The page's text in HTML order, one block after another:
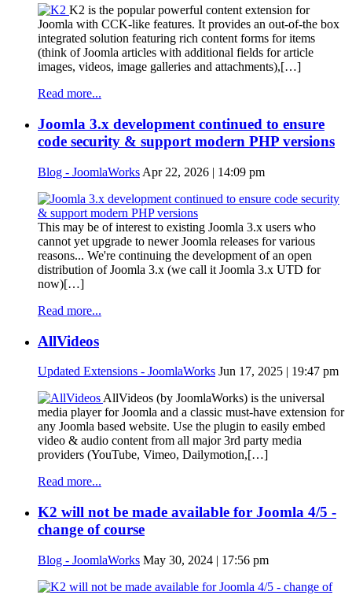
K2 is the popular powerful content extension for
Joomla with CCK-like features. It provides an out-of-the box
integrated solution featuring rich content forms for items
(think of Joomla articles with additional fields for article
images, videos, image galleries and attachments),[…]
Read more...
Joomla 3.x development continued to ensure
code security & support modern PHP versions
Blog - JoomlaWorks Apr 22, 2026 | 14:09 pm
This may be of interest to existing Joomla 3.x users who
cannot yet upgrade to newer Joomla releases for various
reasons... We're continuing the development of an open
distribution of Joomla 3.x (we call it Joomla 3.x UTD for
now)[…]
Read more...
AllVideos
Updated Extensions - JoomlaWorks Jun 17, 2025 | 19:47 pm
AllVideos (by JoomlaWorks) is the universal
media player for Joomla and a classic must-have extension for
any Joomla based website. Use the plugin to easily embed
video & audio content from all major 3rd party media
providers (YouTube, Vimeo, Dailymotion,[…]
Read more...
K2 will not be made available for Joomla 4/5 -
change of course
Blog - JoomlaWorks May 30, 2024 | 17:56 pm